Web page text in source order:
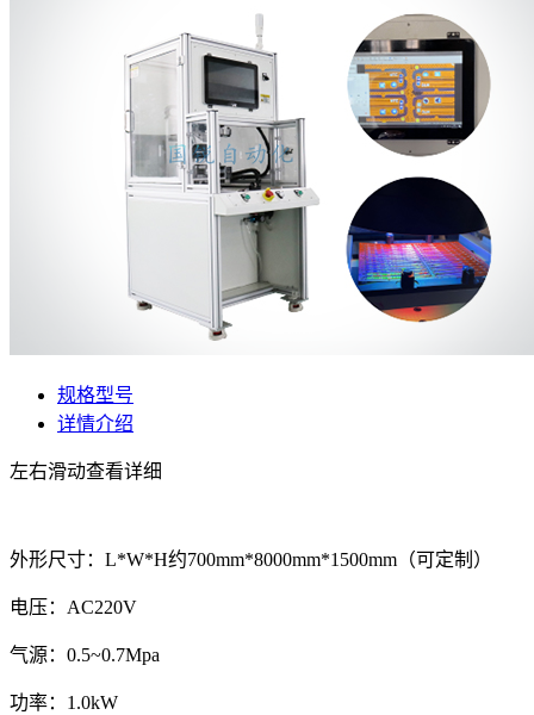
规格型号
详情介绍
左右滑动查看详细
外形尺寸：L*W*H约700mm*8000mm*1500mm（可定制）
电压：AC220V
气源：0.5~0.7Mpa
功率：1.0kW